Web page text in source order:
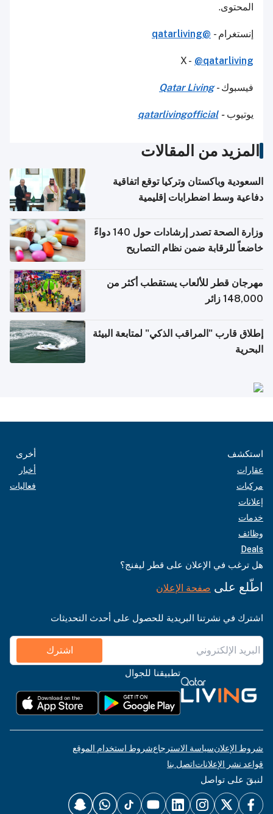
المحتوى.
إنستغرام - @qatarliving
X - @qatarliving
فيسبوك -Qatar Living
يوتيوب-
qatarlivingofficial
المزيد من المقالات
السعودية وباكستان وتركيا توقع اتفاقية
دفاعية وسط اضطرابات إقليمية
وزارة الصحة تصدر إرشادات حول 140 دواءً
خاضعاً للرقابة ضمن نظام التصاريح
مهرجان قطر للألعاب يستقطب أكثر من
148,000 زائر
إطلاق قارب "المراقب الذكي" لمتابعة البيئة
البحرية
استكشف
عقارات
مركبات
إعلانات
خدمات
وظائف
Deals
أخرى
أخبار
فعاليات
هل ترغب في الإعلان على قطر ليفنج؟
اطّلع على صفحة الإعلان
اشترك في نشرتنا البريدية للحصول على أحدث التحديثات
اشترك
تطبيقنا للجوال
شروط الإعلانسياسة الاسترجاعشروط استخدام الموقع
قواعد نشر الإعلاناتاتصل بنا
لنبقَ على تواصل